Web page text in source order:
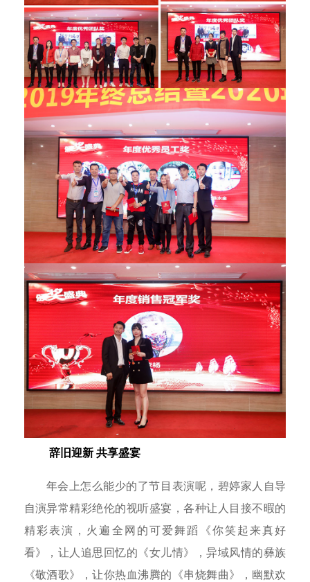
辞旧迎新 共享盛宴
年会上怎么能少的了节目表演呢，碧婷家人自导
自演异常精彩绝伦的视听盛宴，各种让人目接不暇的
精彩表演，火遍全网的可爱舞蹈《你笑起来真好
看》，让人追思回忆的《女儿情》，异域风情的彝族
《敬酒歌》，让你热血沸腾的《串烧舞曲》，幽默欢